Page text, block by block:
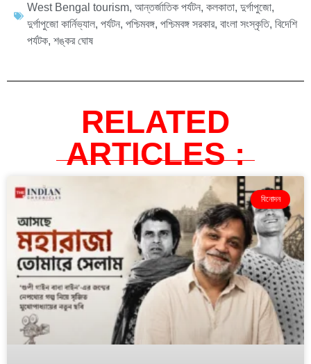
West Bengal tourism, আন্তর্জাতিক পর্যটন, কলকাতা, দুর্গাপুজো,
দুর্গাপুজো কার্নিভ্যাল, পর্যটন, পশ্চিমবঙ্গ, পশ্চিমবঙ্গ সরকার, বাংলা সংস্কৃতি, বিদেশি
পর্যটক, শঙ্কর ঘোষ
RELATED
ARTICLES :
বিনোদন